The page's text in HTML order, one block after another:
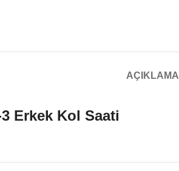
AÇIKLAMA
Erkek Kol Saati